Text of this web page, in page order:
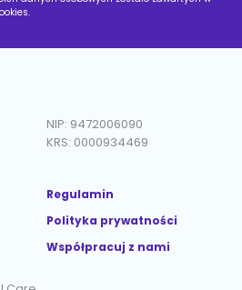
NIP: 9472006090
KRS: 0000934469
Regulamin
Polityka prywatności
Współpracuj z nami